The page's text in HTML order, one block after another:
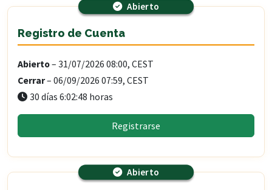
Registro de Cuenta
Abierto
Abierto– 31/07/2026 08:00, CEST
Cerrar– 06/09/2026 07:59, CEST
30 días 6:02:46 horas
Registrarse
Abierto